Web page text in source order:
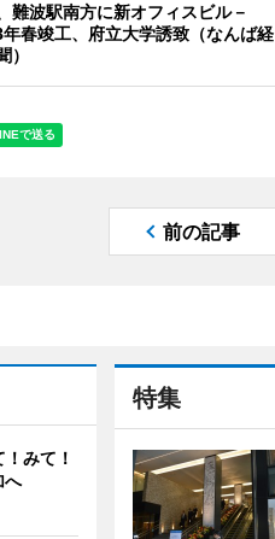
難波駅南方に新オフィスビル－
春竣工、府立大学誘致（なんば経
）
前の記事
特集
みて！